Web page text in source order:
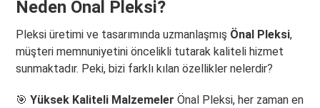
Neden Önal Pleksi?
Pleksi üretimi ve tasarımında uzmanlaşmış Önal Pleksi,
müşteri memnuniyetini öncelikli tutarak kaliteli hizmet
sunmaktadır. Peki, bizi farklı kılan özellikler nelerdir?
🎯Yüksek Kaliteli Malzemeler Önal Pleksi, her zaman en